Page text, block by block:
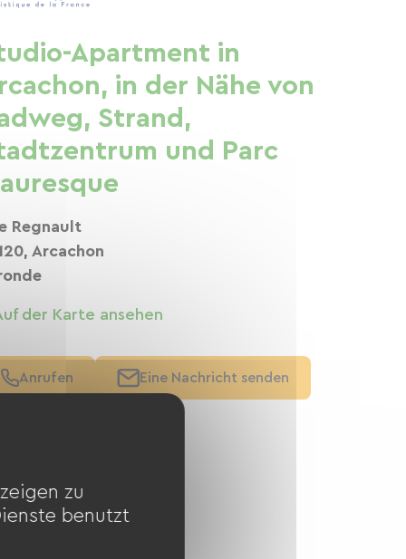
Apartment in
in der Nähe von
Strand,
und Parc
Regnault
Arcachon
der Karte ansehen
Anrufen Eine Nachricht senden
zu
benutzt